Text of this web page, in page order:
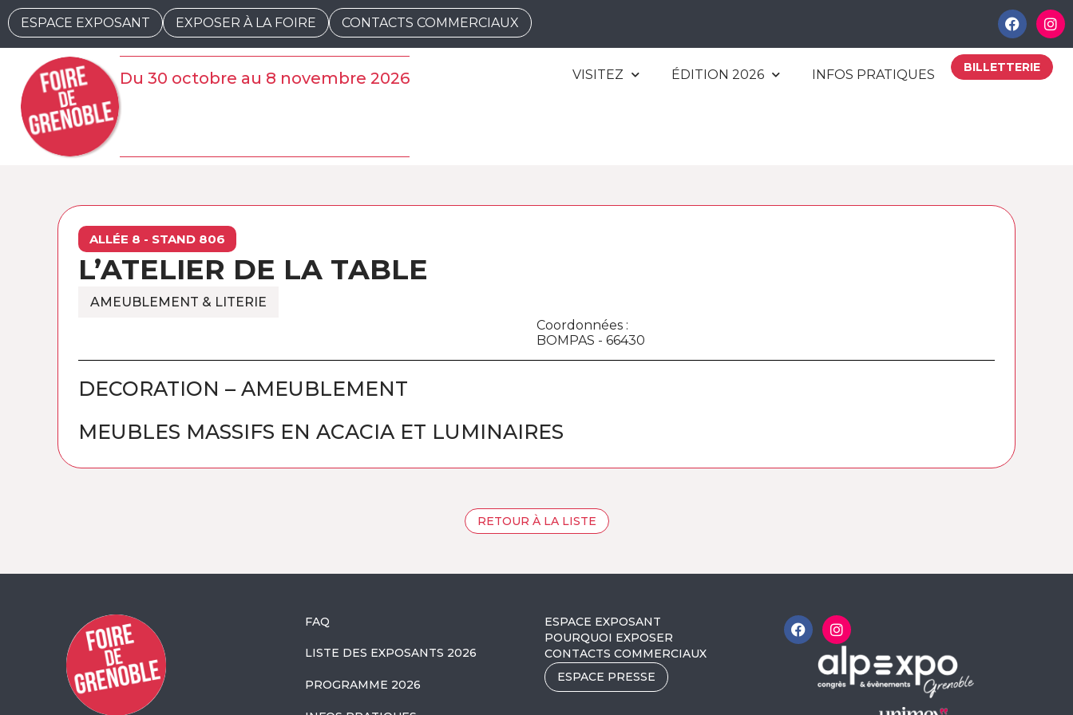
ESPACE EXPOSANT EXPOSER À LA FOIRE CONTACTS COMMERCIAUX
Du 30 octobre au 8 novembre 2026 VISITEZ ÉDITION 2026 INFOS PRATIQUES BILLETTERIE
ALLÉE 8 - STAND 806
L’ATELIER DE LA TABLE
AMEUBLEMENT & LITERIE
Coordonnées :
BOMPAS - 66430
DECORATION – AMEUBLEMENT
MEUBLES MASSIFS EN ACACIA ET LUMINAIRES
RETOUR À LA LISTE
FAQ
LISTE DES EXPOSANTS 2026
PROGRAMME 2026
ESPACE EXPOSANT
POURQUOI EXPOSER
CONTACTS COMMERCIAUX
ESPACE PRESSE